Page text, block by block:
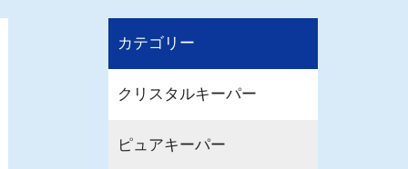
カテゴリー
クリスタルキーパー
ピュアキーパー